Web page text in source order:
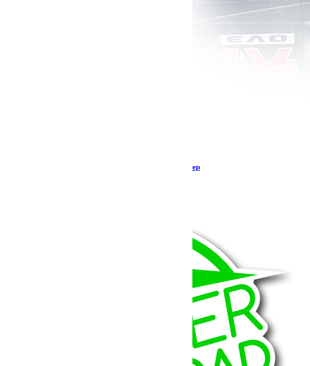
Treuil Warn VR EVO 10-S – 4,5 tonnes pour Jeep